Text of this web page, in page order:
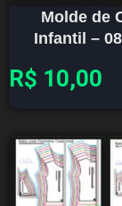
Molde de
Infantil –
R$ 10,00